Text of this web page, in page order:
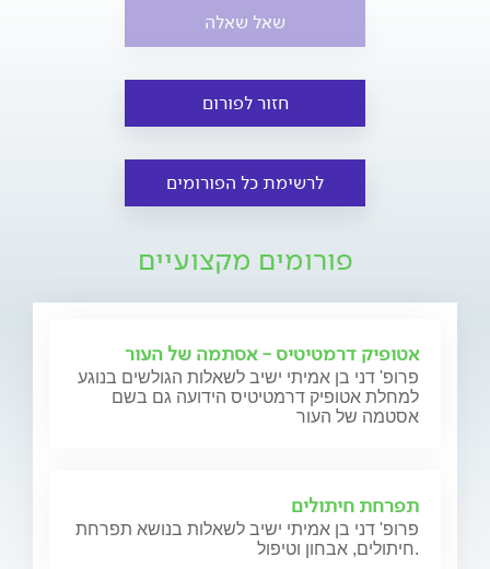
שאל שאלה
חזור לפורום
לרשימת כל הפורומים
פורומים מקצועיים
אטופיק דרמטיטיס - אסתמה של העור
פרופ' דני בן אמיתי ישיב לשאלות הגולשים בנוגע
למחלת אטופיק דרמטיטיס הידועה גם בשם
אסטמה של העור
תפרחת חיתולים
פרופ' דני בן אמיתי ישיב לשאלות בנושא תפרחת
חיתולים, אבחון וטיפול.